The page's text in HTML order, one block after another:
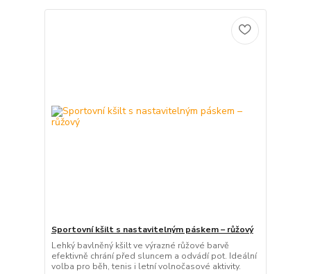
Sportovní kšilt s nastavitelným páskem – růžový
Lehký bavlněný kšilt ve výrazné růžové barvě
efektivně chrání před sluncem a odvádí pot. Ideální
volba pro běh, tenis i letní volnočasové aktivity.